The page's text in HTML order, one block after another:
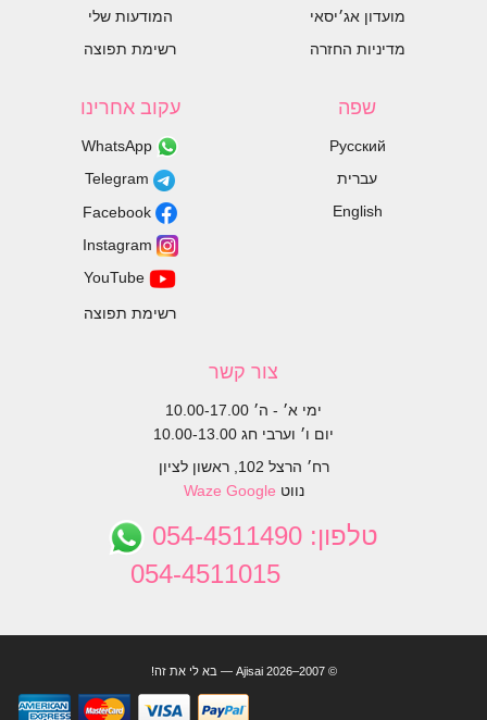
מועדון אג׳יסאי
מדיניות החזרה
המודעות שלי
רשימת תפוצה
שפה
Русский
עברית
English
עקוב אחרינו
רשימת תפוצה
צור קשר
ימי א׳ - ה׳ 10.00-17.00
יום ו׳ וערבי חג 10.00-13.00
רח׳ הרצל 102, ראשון לציון
נווט
Waze Google
טלפון: 054-4511490
054-4511015
© 2007–2026 Ajisai — בא לי את זה!